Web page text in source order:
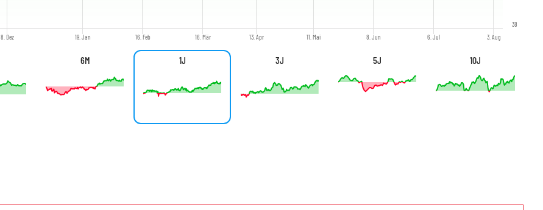
8. Dez 19. Jan 16. Feb 16. Mär 13. Apr 11. Mai 8. Jun 6. Jul 3. Aug
38
6M 1J 3J 5J 10J